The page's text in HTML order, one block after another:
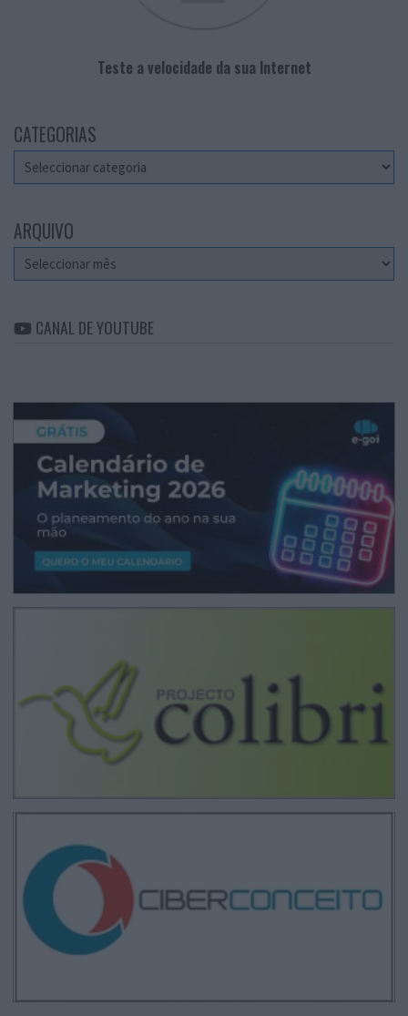
Teste a velocidade da sua Internet
CATEGORIAS
Categorias
ARQUIVO
Arquivo
CANAL DE YOUTUBE